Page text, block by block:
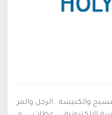
والكنيسة , الرجل والمر